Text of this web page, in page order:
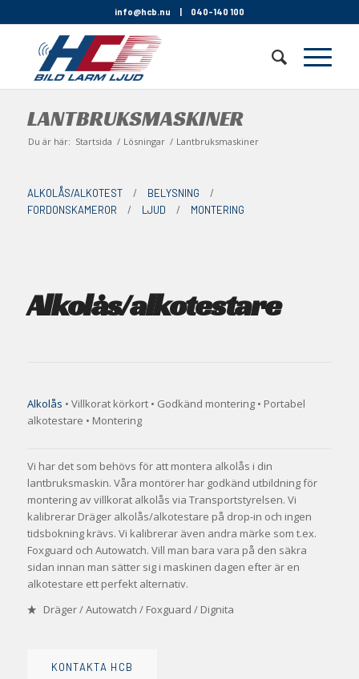
info@hcb.nu | 040-140 100
LANTBRUKSMASKINER
Du är här: Startsida / Lösningar / Lantbruksmaskiner
ALKOLÅS/ALKOTEST/ BELYSNING /
FORDONSKAMEROR / LJUD / MONTERING
Alkolås/alkotestare
Alkolås • Villkorat körkort • Godkänd montering • Portabel
alkotestare • Montering
Vi har det som behövs för att montera alkolås i din
lantbruksmaskin. Våra montörer har godkänd utbildning för
montering av villkorat alkolås via Transportstyrelsen. Vi
kalibrerar Dräger alkolås/alkotestare på drop-in och ingen
tidsbokning krävs. Vi kalibrerar även andra märke som t.ex.
Foxguard och Autowatch. Vill man bara vara på den säkra
sidan innan man sätter sig i maskinen dagen efter är en
alkotestare ett perfekt alternativ.
Dräger /Autowatch / Foxguard / Dignita
KONTAKTA HCB